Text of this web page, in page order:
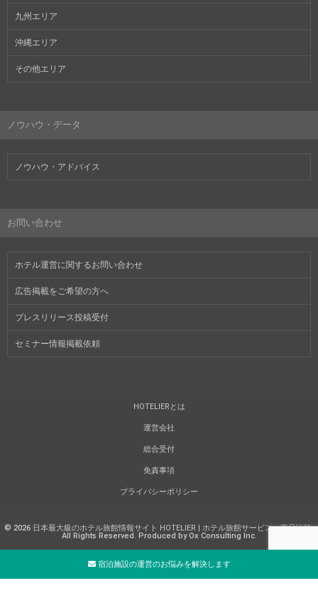
九州エリア
沖縄エリア
その他エリア
ノウハウ・データ
ノウハウ・アドバイス
お問い合わせ
ホテル運営に関するお問い合わせ
広告掲載をご希望の方へ
プレスリリース投稿受付
セミナー情報掲載依頼
HOTELIERとは
運営会社
総合受付
免責事項
プライバシーポリシー
© 2026 日本最大級のホテル旅館情報サイト HOTELIER | ホテル旅館サービス・商品比較.
All Rights Reserved. Produced by Ox Consulting Inc.
宿泊施設の運営のお悩みを解決します